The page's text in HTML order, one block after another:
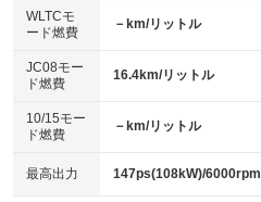
センターデフロック
：装備なし
電動格納ミラー
：装備なし
エアロ
：装備なし
：装備なし
パワーシート
ベンチシート
：装備なし
チップアップシート
：装備なし
WLTCモ
ード燃費
－km/リットル
JC08モー
ド燃費
16.4km/リットル
10/15モー
ド燃費
－km/リットル
最高出力 147ps(108kW)/6000rpm